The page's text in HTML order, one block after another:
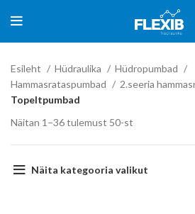
Esileht Hüdraulika
Hüdropumbad
Hammasrataspumbad
2.seeria
Topeltpumbad
Näitan 1–36 tulemust 50-st
Näita kategooria valikut